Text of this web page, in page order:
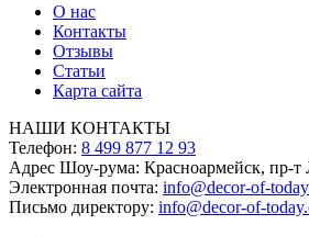
О нас
Контакты
Отзывы
Статьи
Карта сайта
НАШИ КОНТАКТЫ
Телефон: 8 499 877 12 93
Адрес Шоу-рума: Красноармейск, пр-т
Электронная почта: info@decor-of-
Письмо директору: info@decor-of-